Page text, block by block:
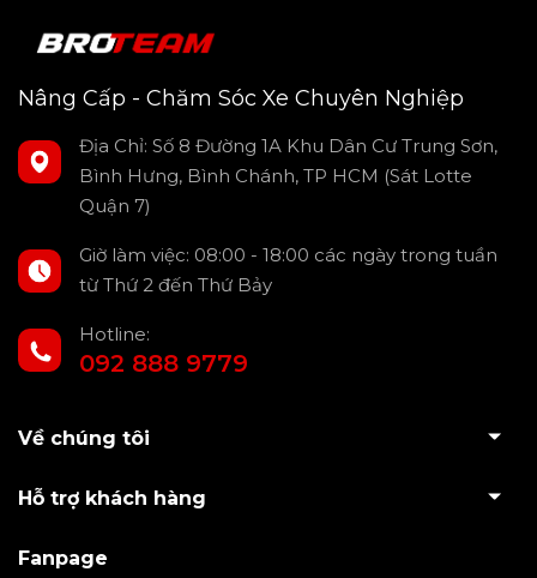
Nâng Cấp - Chăm Sóc Xe Chuyên Nghiệp
Địa Chỉ: Số 8 Đường 1A Khu Dân Cư Trung Sơn,
Bình Hưng, Bình Chánh, TP HCM (Sát Lotte
Quận 7)
Giờ làm việc: 08:00 - 18:00 các ngày trong tuần
từ Thứ 2 đến Thứ Bảy
Hotline:
092 888 9779
Về chúng tôi
Hỗ trợ khách hàng
Fanpage